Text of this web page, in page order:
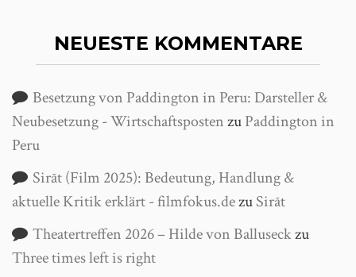
NEUESTE KOMMENTARE
Besetzung von Paddington in Peru: Darsteller &
Neubesetzung - WirtschaftspostenzuPaddington in
Peru
Sirāt (Film 2025): Bedeutung, Handlung &
aktuelle Kritik erklärt - filmfokus.dezuSirāt
Theatertreffen 2026 – Hilde von Balluseckzu
Three times left is right